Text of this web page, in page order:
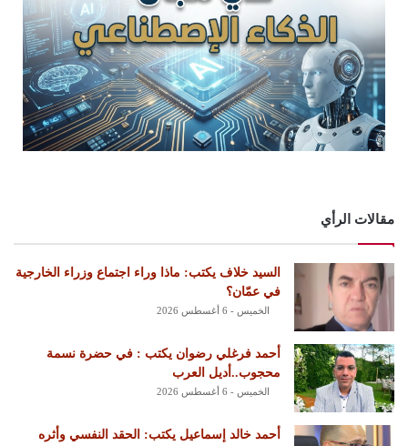
مقالات الرأي
السيد خلاف يكتب: ماذا وراء اجتماع وزراء الخارجية
في عمّان؟
الخميس - 6 أغسطس 2026
أحمد فرغلي رضوان يكتب : في حضرة نسمة
محجوب..أديل العرب
الخميس - 6 أغسطس 2026
أحمد خالد إسماعيل يكتب: الحقد النفسي وأثره